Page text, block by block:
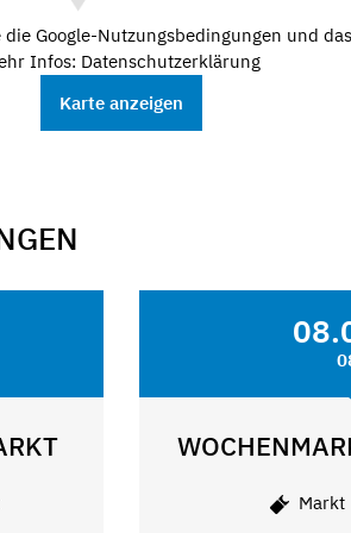
Google-Nutzungsbedingungen und
Infos: Datenschutzerklärung
Karte anzeigen
Markt